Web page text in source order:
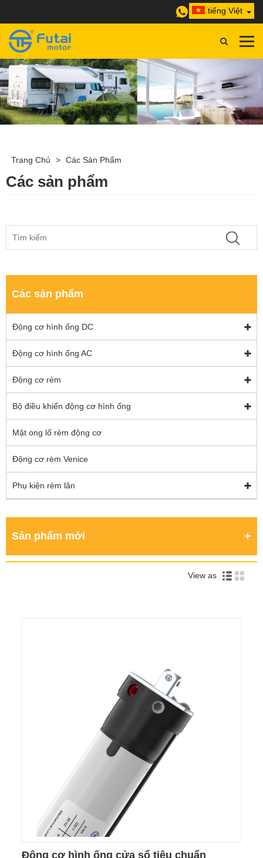
tiếng Việt
Trang Chủ > Các Sản Phẩm
Các sản phẩm
Các sản phẩm
Động cơ hình ống DC
Động cơ hình ống AC
Động cơ rèm
Bộ điều khiển động cơ hình ống
Mật ong lố rèm động cơ
Động cơ rèm Venice
Phụ kiện rèm lăn
Sản phẩm mới
View as
Động cơ hình ống cửa sổ tiêu chuẩn